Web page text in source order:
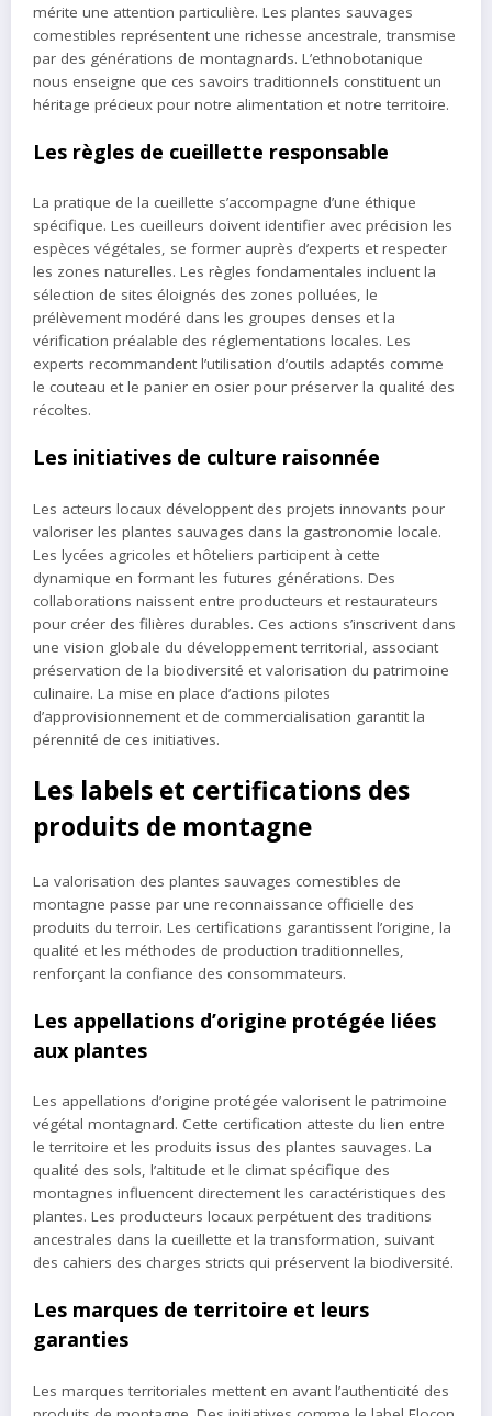
mérite une attention particulière. Les plantes sauvages
comestibles représentent une richesse ancestrale, transmise
par des générations de montagnards. L’ethnobotanique
nous enseigne que ces savoirs traditionnels constituent un
héritage précieux pour notre alimentation et notre territoire.
Les règles de cueillette responsable
La pratique de la cueillette s’accompagne d’une éthique
spécifique. Les cueilleurs doivent identifier avec précision les
espèces végétales, se former auprès d’experts et respecter
les zones naturelles. Les règles fondamentales incluent la
sélection de sites éloignés des zones polluées, le
prélèvement modéré dans les groupes denses et la
vérification préalable des réglementations locales. Les
experts recommandent l’utilisation d’outils adaptés comme
le couteau et le panier en osier pour préserver la qualité des
récoltes.
Les initiatives de culture raisonnée
Les acteurs locaux développent des projets innovants pour
valoriser les plantes sauvages dans la gastronomie locale.
Les lycées agricoles et hôteliers participent à cette
dynamique en formant les futures générations. Des
collaborations naissent entre producteurs et restaurateurs
pour créer des filières durables. Ces actions s’inscrivent dans
une vision globale du développement territorial, associant
préservation de la biodiversité et valorisation du patrimoine
culinaire. La mise en place d’actions pilotes
d’approvisionnement et de commercialisation garantit la
pérennité de ces initiatives.
Les labels et certifications des
produits de montagne
La valorisation des plantes sauvages comestibles de
montagne passe par une reconnaissance officielle des
produits du terroir. Les certifications garantissent l’origine, la
qualité et les méthodes de production traditionnelles,
renforçant la confiance des consommateurs.
Les appellations d’origine protégée liées
aux plantes
Les appellations d’origine protégée valorisent le patrimoine
végétal montagnard. Cette certification atteste du lien entre
le territoire et les produits issus des plantes sauvages. La
qualité des sols, l’altitude et le climat spécifique des
montagnes influencent directement les caractéristiques des
plantes. Les producteurs locaux perpétuent des traditions
ancestrales dans la cueillette et la transformation, suivant
des cahiers des charges stricts qui préservent la biodiversité.
Les marques de territoire et leurs
garanties
Les marques territoriales mettent en avant l’authenticité des